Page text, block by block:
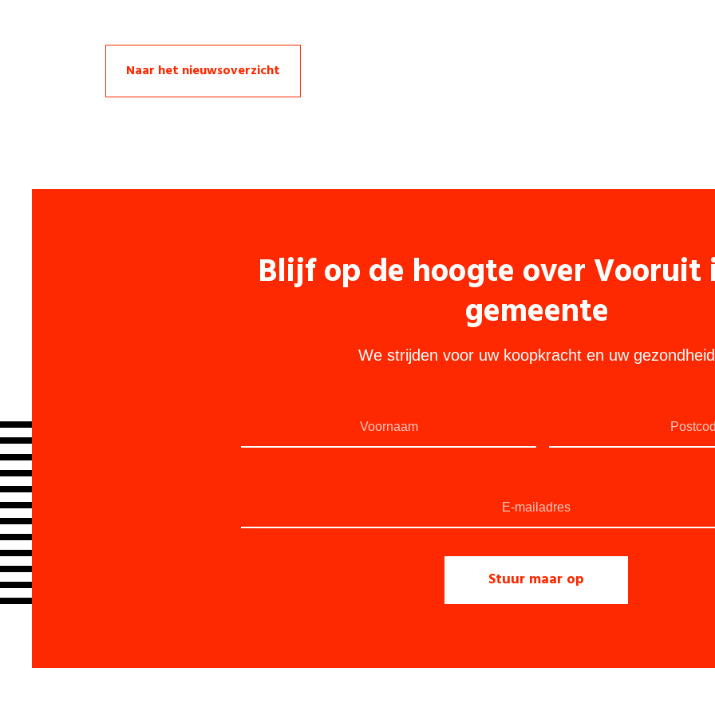
Naar het nieuwsoverzicht
Blijf op de hoogte over
gemeente
We strijden voor uw koopkracht en uw gezondheid